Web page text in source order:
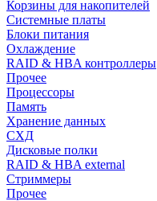
Корзины для накопителей
Системные платы
Блоки питания
Охлаждение
RAID & HBA контроллеры
Прочее
Процессоры
Память
Хранение данных
СХД
Дисковые полки
RAID & HBA external
Стриммеры
Прочее